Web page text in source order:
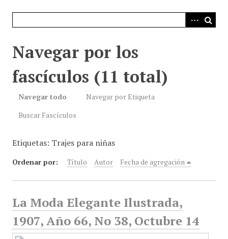
Navegar por los
fascículos (11 total)
Navegar todo
Navegar por Etiqueta
Buscar Fascículos
Etiquetas: Trajes para niñas
Ordenar por: Título Autor Fecha de agregación
La Moda Elegante Ilustrada,
1907, Año 66, No 38, Octubre 14